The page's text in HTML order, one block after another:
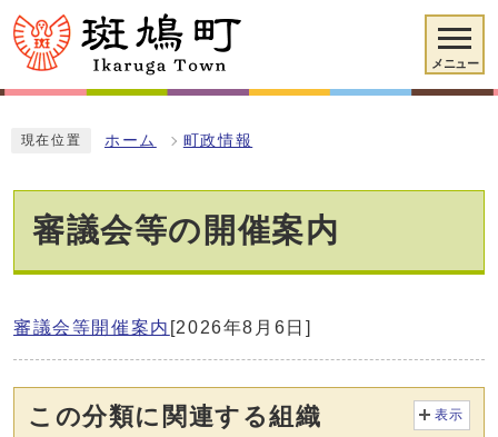
メニュー
現在位置 ホーム 町政情報
審議会等の開催案内
審議会等開催案内 [2026年8月6日]
この分類に関連する組織 表示